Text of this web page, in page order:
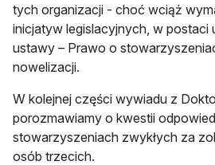
tych organizacji - choć wciąż
inicjatyw legislacyjnych, w postaci
ustawy – Prawo o
nowelizacji.
W kolejnej części wywiadu z
porozmawiamy o kwestii
stowarzyszeniach zwykłych za
osób trzecich.